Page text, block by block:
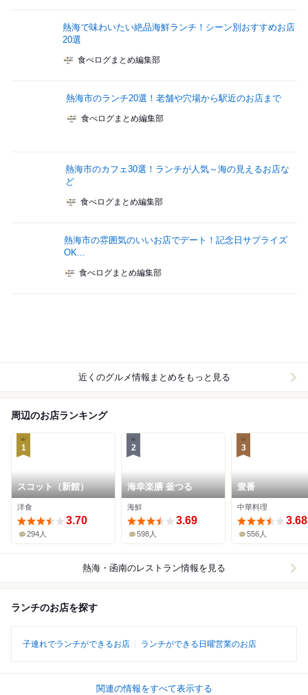
熱海で味わいたい絶品海鮮ランチ！シーン別おすすめお店
20選
食べログまとめ編集部
熱海市のランチ20選！老舗や穴場から駅近のお店まで
食べログまとめ編集部
熱海市のカフェ30選！ランチが人気～海の見えるお店な
ど
食べログまとめ編集部
熱海市の雰囲気のいいお店でデート！記念日サプライズ
OK...
食べログまとめ編集部
近くのグルメ情報まとめをもっと見る
周辺のお店ランキング
1
スコット（新館）
洋食
3.70
294人
2
海幸楽膳 釜つる
海鮮
3.69
598人
3
壹番
中華料理
3.68
556人
熱海・函南のレストラン情報を見る
ランチのお店を探す
子連れでランチができるお店 ランチができる日曜営業のお店
関連の情報をすべて表示する